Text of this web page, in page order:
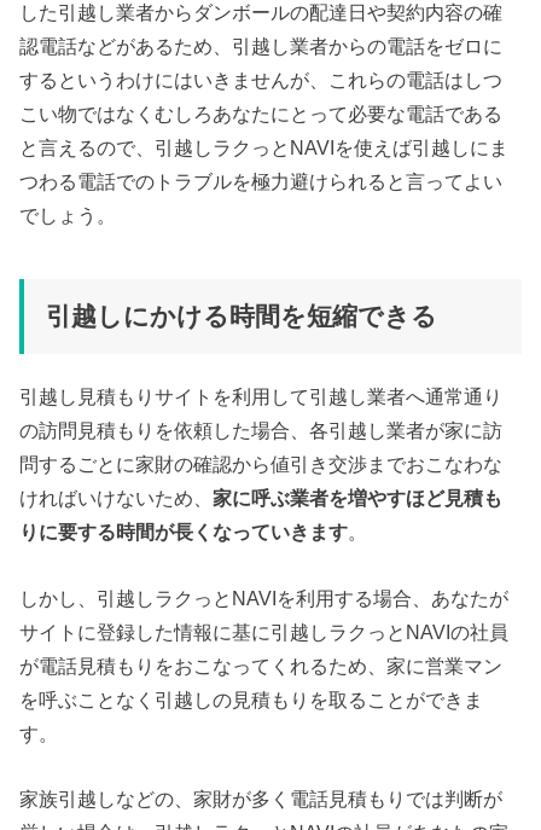
した引越し業者からダンボールの配達日や契約内容の確
認電話などがあるため、引越し業者からの電話をゼロに
するというわけにはいきませんが、これらの電話はしつ
こい物ではなくむしろあなたにとって必要な電話である
と言えるので、引越しラクっとNAVIを使えば引越しにま
つわる電話でのトラブルを極力避けられると言ってよい
でしょう。
引越しにかける時間を短縮できる
引越し見積もりサイトを利用して引越し業者へ通常通り
の訪問見積もりを依頼した場合、各引越し業者が家に訪
問するごとに家財の確認から値引き交渉までおこなわな
ければいけないため、家に呼ぶ業者を増やすほど見積も
りに要する時間が長くなっていきます。
しかし、引越しラクっとNAVIを利用する場合、あなたが
サイトに登録した情報に基に引越しラクっとNAVIの社員
が電話見積もりをおこなってくれるため、家に営業マン
を呼ぶことなく引越しの見積もりを取ることができま
す。
家族引越しなどの、家財が多く電話見積もりでは判断が